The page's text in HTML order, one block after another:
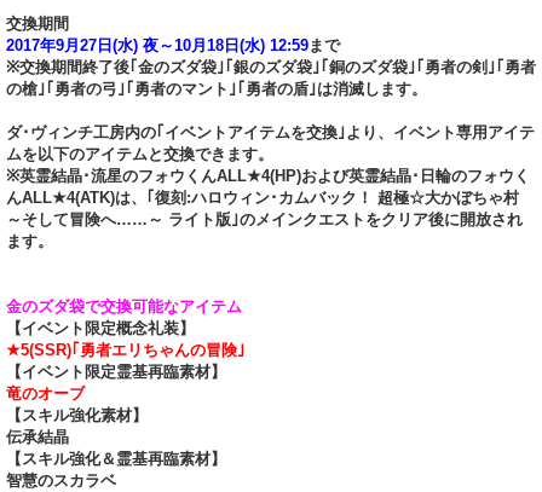
交換期間
2017年9月27日(水) 夜～10月18日(水) 12:59まで
※交換期間終了後｢金のズダ袋｣｢銀のズダ袋｣｢銅のズダ袋｣｢勇者の剣｣｢勇者
の槍｣｢勇者の弓｣｢勇者のマント｣｢勇者の盾｣は消滅します。
ダ･ヴィンチ工房内の｢イベントアイテムを交換｣より、イベント専用アイテ
ムを以下のアイテムと交換できます。
※英霊結晶･流星のフォウくんALL★4(HP)および英霊結晶･日輪のフォウく
んALL★4(ATK)は、｢復刻:ハロウィン･カムバック！ 超極☆大かぼちゃ村
～そして冒険へ……～ ライト版｣のメインクエストをクリア後に開放され
ます。
金のズダ袋で交換可能なアイテム
【イベント限定概念礼装】
★5(SSR)｢勇者エリちゃんの冒険｣
【イベント限定霊基再臨素材】
竜のオーブ
【スキル強化素材】
伝承結晶
【スキル強化＆霊基再臨素材】
智慧のスカラベ